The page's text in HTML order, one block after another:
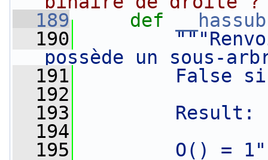
  189
def
  190
possède un sous-
  191
False
  192
  193
Result:
  194
  195
O() =